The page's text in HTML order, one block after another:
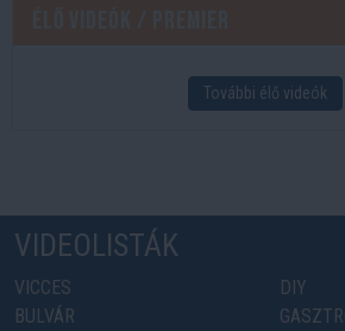
További élő videók
VIDEOLISTÁK
VICCES
BULVÁR
DIY